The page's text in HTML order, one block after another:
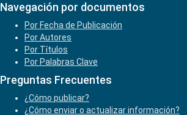
Navegación por documentos
Por Fecha de Publicación
Por Autores
Por Títulos
Por Palabras Clave
Preguntas Frecuentes
¿Cómo publicar?
¿Cómo enviar o actualizar información?